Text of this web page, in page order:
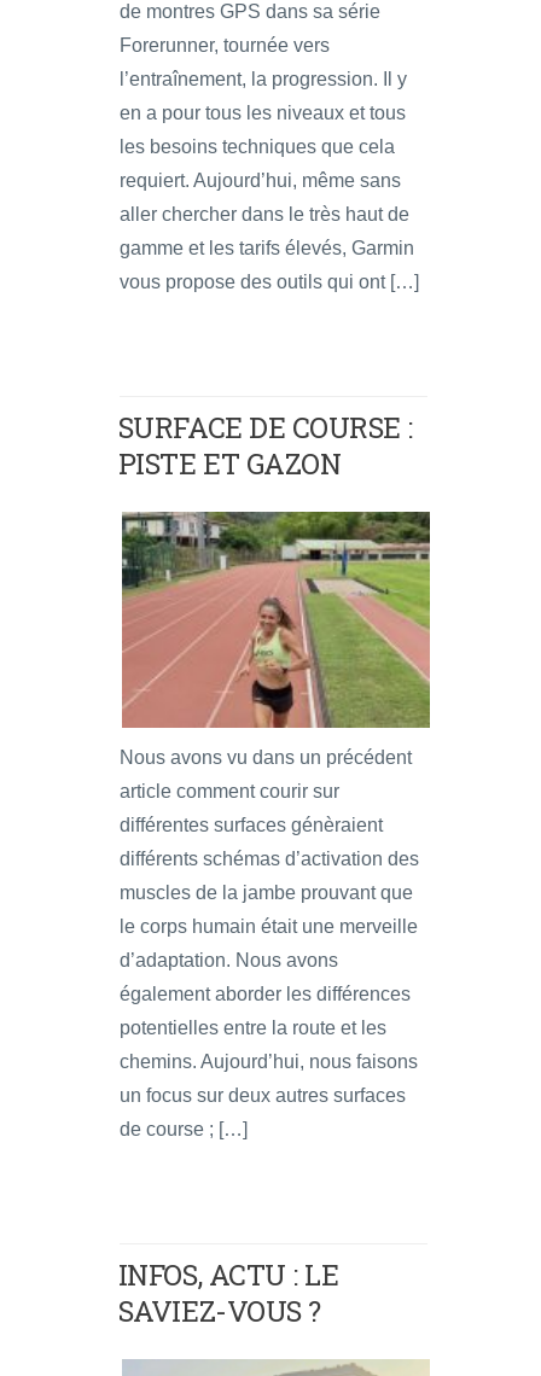
de montres GPS dans sa série
Forerunner, tournée vers
l’entraînement, la progression. Il y
en a pour tous les niveaux et tous
les besoins techniques que cela
requiert. Aujourd’hui, même sans
aller chercher dans le très haut de
gamme et les tarifs élevés, Garmin
vous propose des outils qui ont […]
SURFACE DE COURSE :
PISTE ET GAZON
Nous avons vu dans un précédent
article comment courir sur
différentes surfaces génèraient
différents schémas d’activation des
muscles de la jambe prouvant que
le corps humain était une merveille
d’adaptation. Nous avons
également aborder les différences
potentielles entre la route et les
chemins. Aujourd’hui, nous faisons
un focus sur deux autres surfaces
de course ; […]
INFOS, ACTU : LE
SAVIEZ-VOUS ?